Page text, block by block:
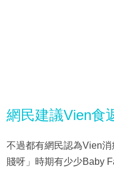
網民建議Vien食
不過都有網民認為Vien
賤呀」時期有少少Baby